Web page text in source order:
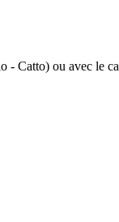
- Catto) ou avec le